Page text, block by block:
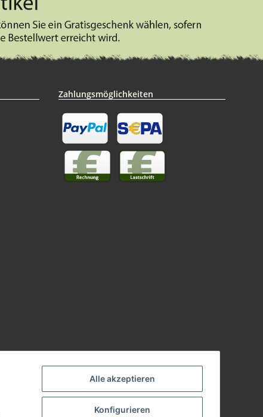
Alle akzeptieren
Konfigurieren
Zahlungsmöglichkeiten